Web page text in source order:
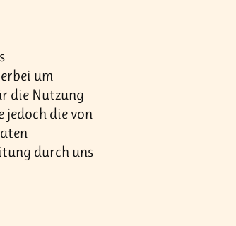
um
die Nutzung
jedoch die von
durch uns